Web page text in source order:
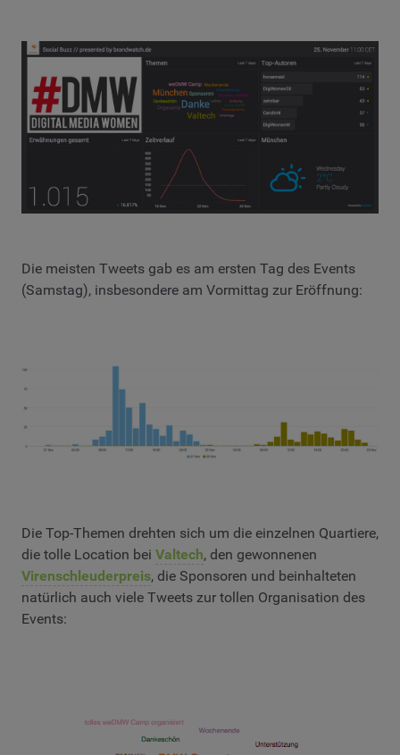
Die meisten Tweets gab es am ersten Tag des Events
(Samstag), insbesondere am Vormittag zur Eröffnung:
Die Top-Themen drehten sich um die einzelnen Quartiere,
die tolle Location bei Valtech, den gewonnenen
Virenschleuderpreis, die Sponsoren und beinhalteten
natürlich auch viele Tweets zur tollen Organisation des
Events: